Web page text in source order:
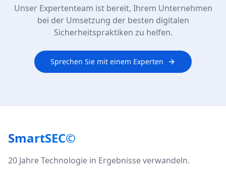
Unser Expertenteam ist bereit, Ihrem Unternehmen
bei der Umsetzung der besten digitalen
Sicherheitspraktiken zu helfen.
Sprechen Sie mit einem Experten
SmartSEC©
20 Jahre Technologie in Ergebnisse verwandeln.